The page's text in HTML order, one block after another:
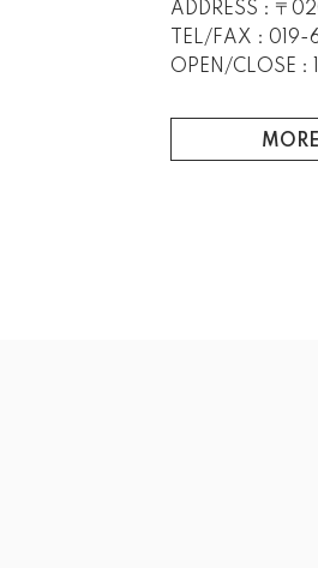
ADDRESS：〒
TEL/FAX：019-
OPEN/CLOSE：
MORE